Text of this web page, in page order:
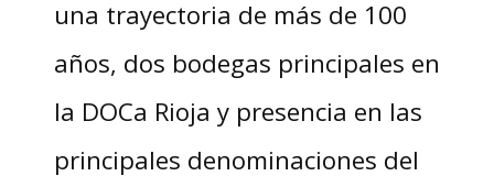
una trayectoria de más de 100
años, dos bodegas principales en
la DOCa Rioja y presencia en las
principales denominaciones del